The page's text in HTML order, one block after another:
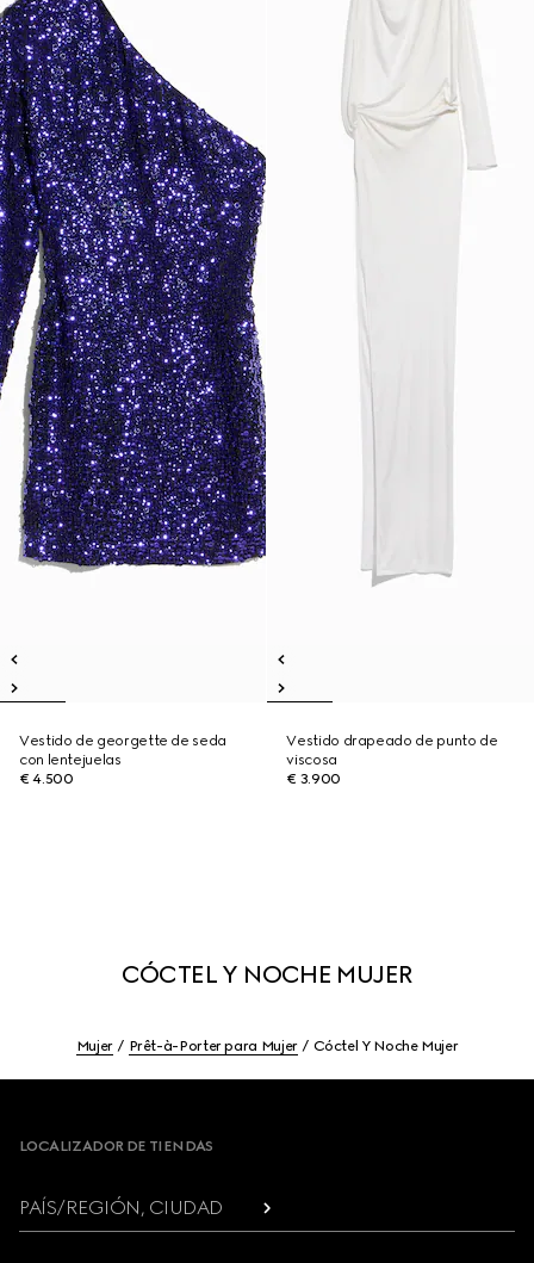
Vestido de georgette de seda
con lentejuelas
€ 4.500
Vestido drapeado de punto de
viscosa
€ 3.900
CÓCTEL Y NOCHE MUJER
Mujer Prêt-à-Porter para Mujer Cóctel Y Noche Mujer
LOCALIZADOR DE TIENDAS
PAÍS/REGIÓN, CIUDAD